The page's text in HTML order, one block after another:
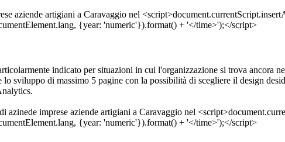
indicato per situazioni in cui l'organizzazione si trova ancora
sviluppo di massimo 5 pagine con la possibilità di scegliere il design